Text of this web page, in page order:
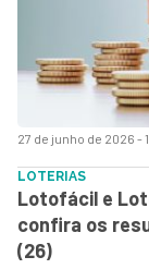
27 de junho de 2026 -
LOTERIAS
Lotofácil e
confira os
(26)